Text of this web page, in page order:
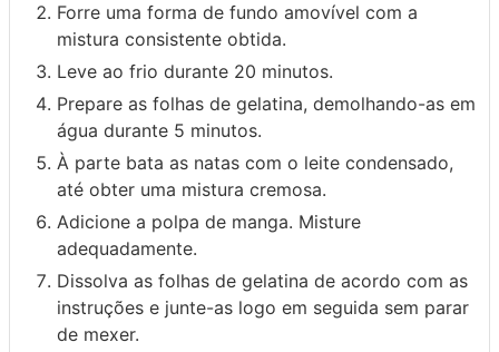
Forre uma forma de fundo amovível com a
mistura consistente obtida.
Leve ao frio durante 20 minutos.
Prepare as folhas de gelatina, demolhando-as em
água durante 5 minutos.
À parte bata as natas com o leite condensado,
até obter uma mistura cremosa.
Adicione a polpa de manga. Misture
adequadamente.
Dissolva as folhas de gelatina de acordo com as
instruções e junte-as logo em seguida sem parar
de mexer.